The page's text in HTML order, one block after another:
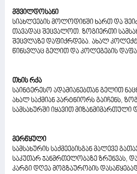
მშვილდოსანი
სიახლეების მოლოდინში ხართ და
თავადაც შეცვალოთ. ზოგიერთი
შეცვლაზე დაფიქრდება. ახალ
წინსვლაც გელით და კოლეგების
თხის რქა
საინტერესო ადამიანებთან გელით
ახალ საქმიან პარტნიორს გაიჩენს,
სამსახურში იყავით მიზანმიმართული
მერწყული
სამსახურის საქმეებისგან მალევე
საკუთარ ჯანმრთელობაზე ზრუნვას,
კარგი დღეა მოგზაურობის